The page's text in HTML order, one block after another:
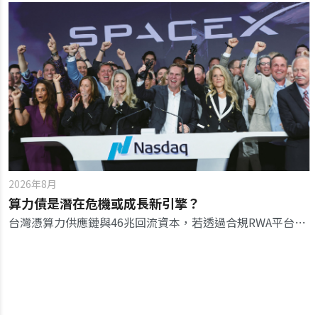
2026年8月
算力債是潛在危機或成長新引擎？
台灣憑算力供應鏈與46兆回流資本，若透過合規RWA平台進行鏈上融資，有機會將算力代工翻身為金融金流軸心。